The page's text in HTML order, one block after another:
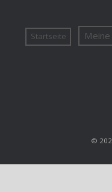
Startseite
©